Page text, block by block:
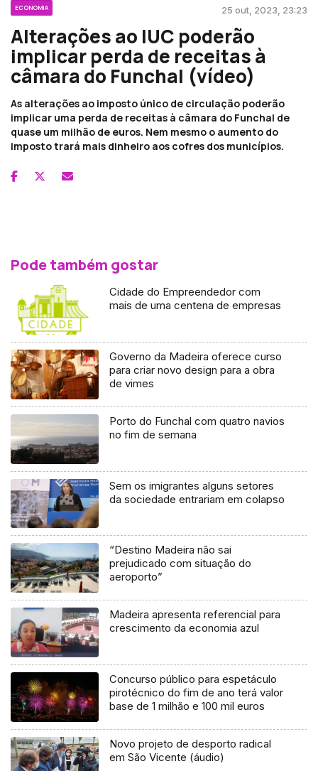
ECONOMIA 25 out, 2023, 23:23
Alterações ao IUC poderão
implicar perda de receitas à
câmara do Funchal (vídeo)
As alterações ao imposto único de circulação poderão
implicar uma perda de receitas à câmara do Funchal de
quase um milhão de euros. Nem mesmo o aumento do
imposto trará mais dinheiro aos cofres dos municípios.
Pode também gostar
Cidade do Empreendedor com
mais de uma centena de empresas
Governo da Madeira oferece curso
para criar novo design para a obra
de vimes
Porto do Funchal com quatro navios
no fim de semana
Sem os imigrantes alguns setores
da sociedade entrariam em colapso
“Destino Madeira não sai
prejudicado com situação do
aeroporto”
Madeira apresenta referencial para
crescimento da economia azul
Concurso público para espetáculo
pirotécnico do fim de ano terá valor
base de 1 milhão e 100 mil euros
Novo projeto de desporto radical
em São Vicente (áudio)